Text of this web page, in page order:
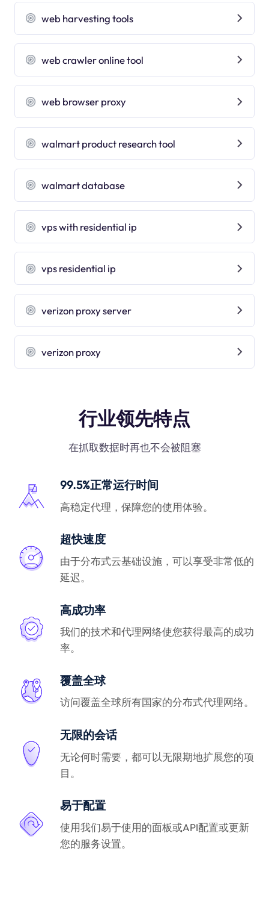
web harvesting tools
web crawler online tool
web browser proxy
walmart product research tool
walmart database
vps with residential ip
vps residential ip
verizon proxy server
verizon proxy
行业领先特点
在抓取数据时再也不会被阻塞
99.5%正常运行时间
高稳定代理，保障您的使用体验。
超快速度
由于分布式云基础设施，可以享受非常低的
延迟。
高成功率
我们的技术和代理网络使您获得最高的成功
率。
覆盖全球
访问覆盖全球所有国家的分布式代理网络。
无限的会话
无论何时需要，都可以无限期地扩展您的项
目。
易于配置
使用我们易于使用的面板或API配置或更新
您的服务设置。